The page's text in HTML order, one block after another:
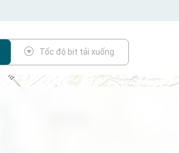
Tốc độ bit tải xuống